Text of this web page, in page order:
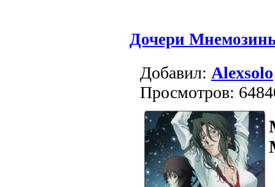
Дочери
Добавил: Alexsolo
Просмотров: